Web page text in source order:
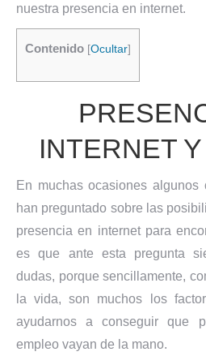
nuestra presencia en internet.
Contenido [Ocultar]
INTERNET
En muchas ocasiones
han preguntado sobre las
presencia en internet para
es que ante esta pregunta
dudas, porque sencillamente,
la vida, son muchos los
ayudarnos a conseguir que
empleo vayan de la mano.